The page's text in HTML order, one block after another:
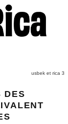
usbek et rica 3
DES